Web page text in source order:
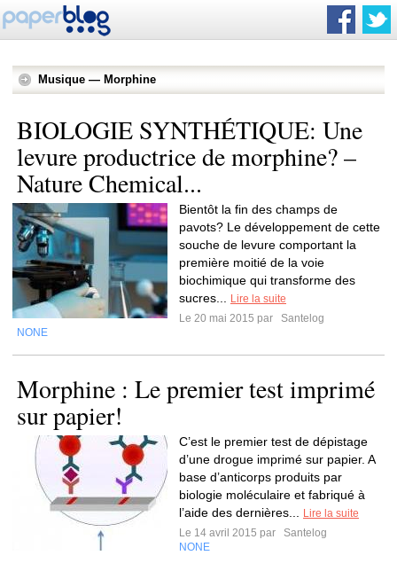
Musique — Morphine
BIOLOGIE SYNTHÉTIQUE: Une
levure productrice de morphine? –
Nature Chemical...
Bientôt la fin des champs de
pavots? Le développement de cette
souche de levure comportant la
première moitié de la voie
biochimique qui transforme des
sucres...
Lire la suite
Le 20 mai 2015 par
Santelog
NONE
Morphine : Le premier test imprimé
sur papier!
C’est le premier test de dépistage
d’une drogue imprimé sur papier. A
base d’anticorps produits par
biologie moléculaire et fabriqué à
l’aide des dernières...
Lire la suite
Le 14 avril 2015 par
Santelog
NONE